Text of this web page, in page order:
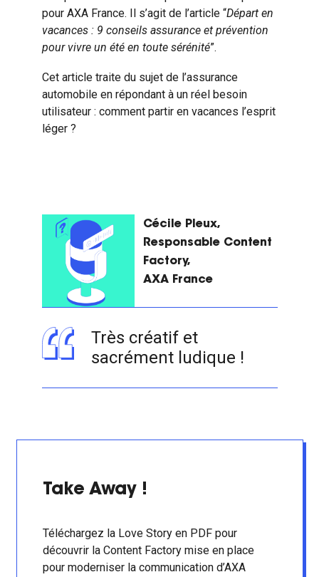
pour AXA France. Il s’agit de l’article “Départ en
vacances : 9 conseils assurance et prévention
pour vivre un été en toute sérénité”.
Cet article traite du sujet de l’assurance
automobile en répondant à un réel besoin
utilisateur : comment partir en vacances l’esprit
léger ?
Cécile Pleux,
Responsable Content
Factory,
AXA France
Très créatif et
sacrément ludique !
Take Away !
Téléchargez la Love Story en PDF pour
découvrir la Content Factory mise en place
pour moderniser la communication d’AXA